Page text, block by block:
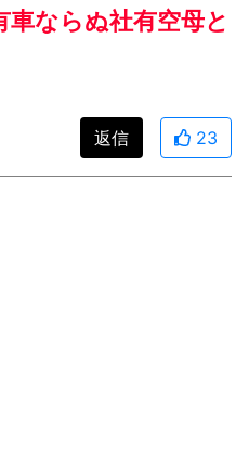
ならぬ社有空母と
返信
23